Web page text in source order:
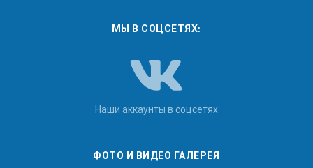
МЫ В СОЦСЕТЯХ:
Наши аккаунты в соцсетях
ФОТО И ВИДЕО ГАЛЕРЕЯ